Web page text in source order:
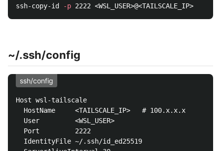
ssh-copy-id
-p 2222 <WSL_USER>@<TAILSCALE_IP>
~/.ssh/config
ssh/config
Host wsl-tailscale
  HostName     <TAILSCALE_IP>   # 100.x.x.x
  User         <WSL_USER>
  Port         2222
  IdentityFile ~/.ssh/id_ed25519